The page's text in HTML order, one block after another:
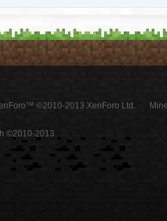
©2010-2013 XenForo Ltd.
©2010-2013